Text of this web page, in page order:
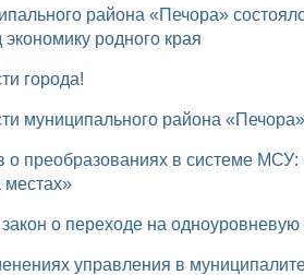
родного края
города!
муниципального района
местах»
закон о переходе на